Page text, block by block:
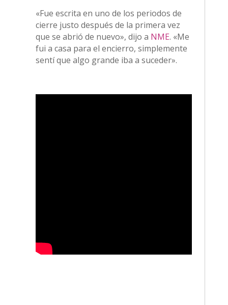
«Fue escrita en uno de los periodos de
cierre justo después de la primera vez
que se abrió de nuevo», dijo a NME. «Me
fui a casa para el encierro, simplemente
sentí que algo grande iba a suceder».